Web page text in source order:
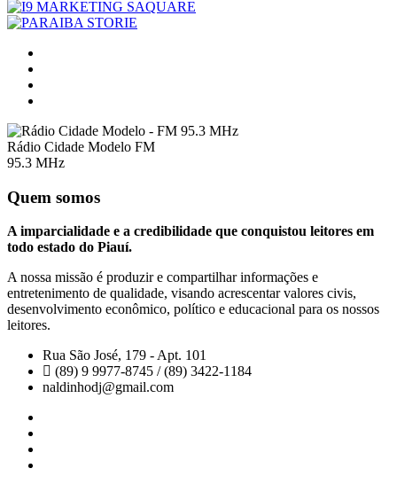
Rádio Cidade Modelo FM
95.3 MHz
Quem somos
A imparcialidade e a credibilidade que conquistou leitores em
todo estado do Piauí.
A nossa missão é produzir e compartilhar informações e
entretenimento de qualidade, visando acrescentar valores civis,
desenvolvimento econômico, político e educacional para os nossos
leitores.
Rua São José, 179 - Apt. 101
(89) 9 9977-8745 / (89) 3422-1184
naldinhodj@gmail.com